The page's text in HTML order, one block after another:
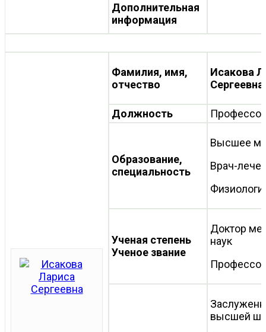
Дополнительная
информация
Фамилия, имя,
отчество
Исакова
Сергеевна
Должность
Образование,
специальность
Высшее
Врач-
Ученая степень
Ученое звание
Доктор
наук
высшей